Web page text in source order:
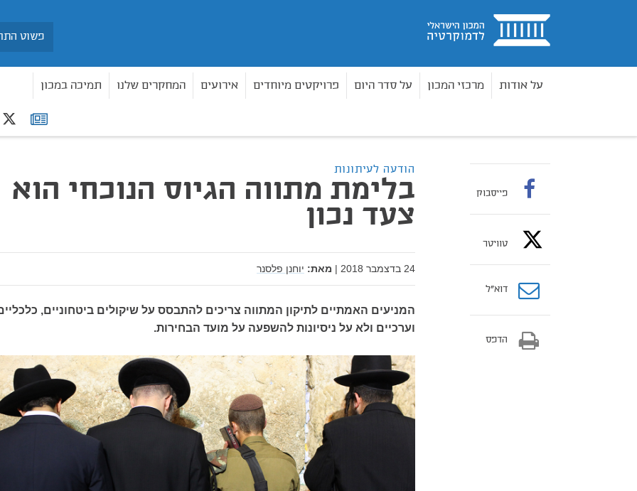
בית
על אודות מרכזי המכון על סדר היום פרויקטים מיוחדים אירועים המחקרים שלנו תמיכה במכון
רשימת
תפוצה
הודעה לעיתונות
בלימת מתווה הגיוס הנוכחי הוא
צעד נכון
24 בדצמבר 2018 | מאת: יוחנן פלסנר
המניעים האמתיים לתיקון המתווה צריכים להתבסס על שיקולים ביטחוניים,
וערכיים ולא על ניסיונות להשפעה על מועד הבחירות.
פייסבוק
טוויטר
דוא”ל
הדפס